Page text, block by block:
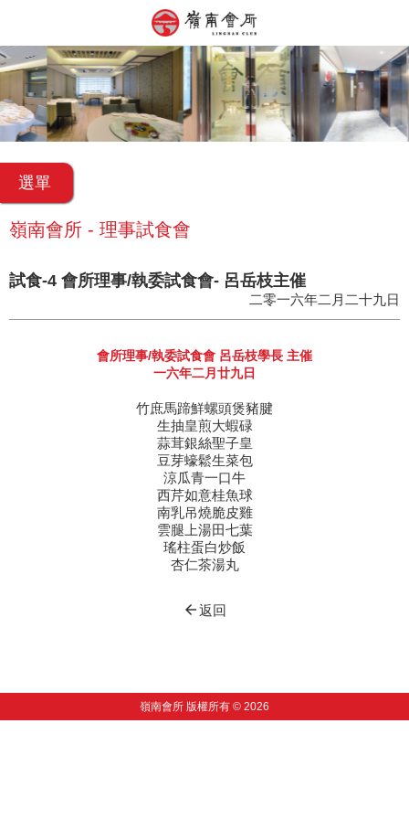
選單
嶺南會所 - 理事試食會
試食-4 會所理事/執委試食會- 呂岳枝主催
二零一六年二月二十九日
會所理事/執委試食會 呂岳枝學長 主催
一六年二月廿九日
竹庶馬蹄鮮螺頭煲豬腱
生抽皇煎大蝦碌
蒜茸銀絲聖子皇
豆芽蠔鬆生菜包
涼瓜青一口牛
西芹如意桂魚球
南乳吊燒脆皮雞
雲腿上湯田七葉
瑤柱蛋白炒飯
杏仁茶湯丸
arrow_back返回
嶺南會所 版權所有 © 2026